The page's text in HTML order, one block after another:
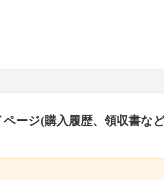
ページ(購入履歴、領収書な